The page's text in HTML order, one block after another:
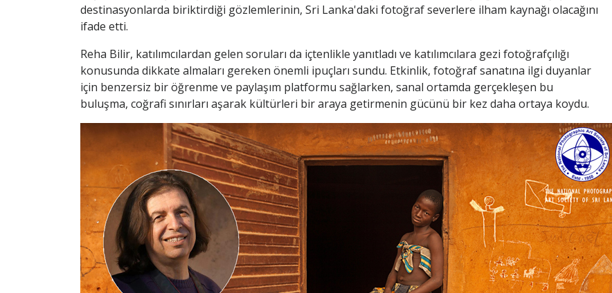
destinasyonlarda biriktirdiği gözlemlerinin, Sri Lanka'daki fotoğraf severlere ilham kaynağı olacağını
ifade etti.
Reha Bilir, katılımcılardan gelen soruları da içtenlikle yanıtladı ve katılımcılara gezi fotoğrafçılığı
konusunda dikkate almaları gereken önemli ipuçları sundu. Etkinlik, fotoğraf sanatına ilgi duyanlar
için benzersiz bir öğrenme ve paylaşım platformu sağlarken, sanal ortamda gerçekleşen bu
buluşma, coğrafi sınırları aşarak kültürleri bir araya getirmenin gücünü bir kez daha ortaya koydu.